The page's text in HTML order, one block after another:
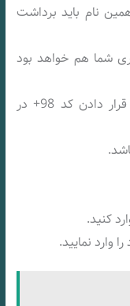
همین نام باید برداشت
شما هم خواهد بود
4️⃣ لطفا شماره موبایل صحیح خود را با قرار دادن کد 98+ در